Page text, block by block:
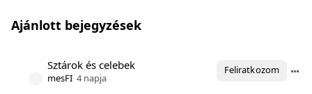
Ajánlott bejegyzések
Sztárok és celebek
mesFI 4 napja
Feliratkozom